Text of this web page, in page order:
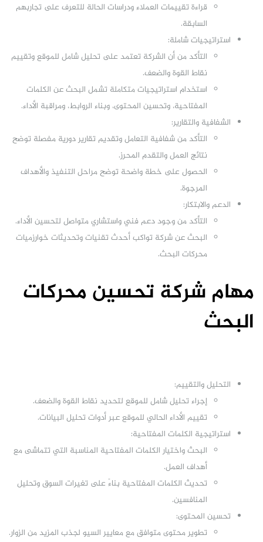
قراءة تقييمات العملاء ودراسات الحالة للتعرف على تجاربهم
السابقة.
استراتيجيات شاملة:
التأكد من أن الشركة تعتمد على تحليل شامل للموقع وتقييم
نقاط القوة والضعف.
استخدام استراتيجيات متكاملة تشمل البحث عن الكلمات
المفتاحية، وتحسين المحتوى، وبناء الروابط، ومراقبة الأداء.
الشفافية والتقارير:
التأكد من شفافية التعامل وتقديم تقارير دورية مفصلة توضح
نتائج العمل والتقدم المحرز.
الحصول على خطة واضحة توضح مراحل التنفيذ والأهداف
المرجوة.
الدعم والابتكار:
التأكد من وجود دعم فني واستشاري متواصل لتحسين الأداء.
البحث عن شركة تواكب أحدث تقنيات وتحديثات خوارزميات
محركات البحث.
مهام شركة تحسين محركات
البحث
التحليل والتقييم:
إجراء تحليل شامل للموقع لتحديد نقاط القوة والضعف.
تقييم الأداء الحالي للموقع عبر أدوات تحليل البيانات.
استراتيجية الكلمات المفتاحية:
البحث واختيار الكلمات المفتاحية المناسبة التي تتماشى مع
أهداف العمل.
تحديث الكلمات المفتاحية بناءً على تغيرات السوق وتحليل
المنافسين.
تحسين المحتوى:
تطوير محتوى متوافق مع معايير السيو لجذب المزيد من الزوار.